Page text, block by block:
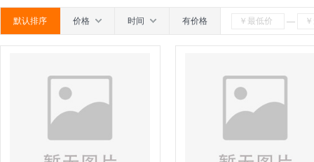
默认排序 价格 时间 有价格 —